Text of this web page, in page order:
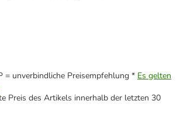
= unverbindliche Preisempfehlung * Es gelten
Preis des Artikels innerhalb der letzten 30